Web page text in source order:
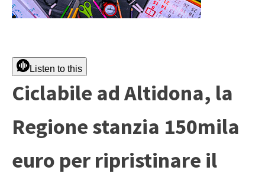
Listen to this
Ciclabile ad Altidona, la
Regione stanzia 150mila
euro per ripristinare il